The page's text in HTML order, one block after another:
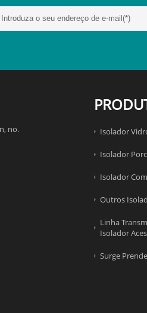
no. Isolador
Isolador
Isolador
Outros
Linha
Isolador
Surge